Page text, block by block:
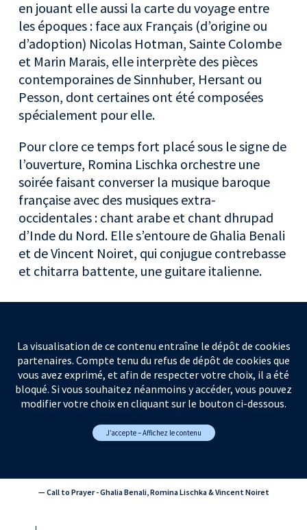
en jouant elle aussi la carte du voyage entre
les époques : face aux Français (d’origine ou
d’adoption) Nicolas Hotman, Sainte Colombe
et Marin Marais, elle interprète des pièces
contemporaines de Sinnhuber, Hersant ou
Pesson, dont certaines ont été composées
spécialement pour elle.
Pour clore ce temps fort placé sous le signe de
l’ouverture, Romina Lischka orchestre une
soirée faisant converser la musique baroque
française avec des musiques extra-
occidentales : chant arabe et chant dhrupad
d’Inde du Nord. Elle s’entoure de Ghalia Benali
et de Vincent Noiret, qui conjugue contrebasse
et chitarra battente, une guitare italienne.
La visualisation de ce contenu entraîne le dépôt de cookies
partenaires. Compte tenu du refus de dépôt de cookies que
vous avez exprimé, et afin de respecter votre choix, il a été
bloqué. Si vous souhaitez néanmoins y accéder, vous pouvez
modifier votre choix en cliquant sur le bouton ci-dessous.
J’accepte – Affichez le contenu
— Call to Prayer - Ghalia Benali, Romina Lischka & Vincent Noiret